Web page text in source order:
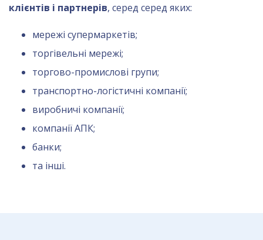
клієнтів і партнерів, серед серед яких:
мережі супермаркетів;
торгівельні мережі;
торгово-промислові групи;
транспортно-логістичні компанії;
виробничі компанії;
компанії АПК;
банки;
та інші.